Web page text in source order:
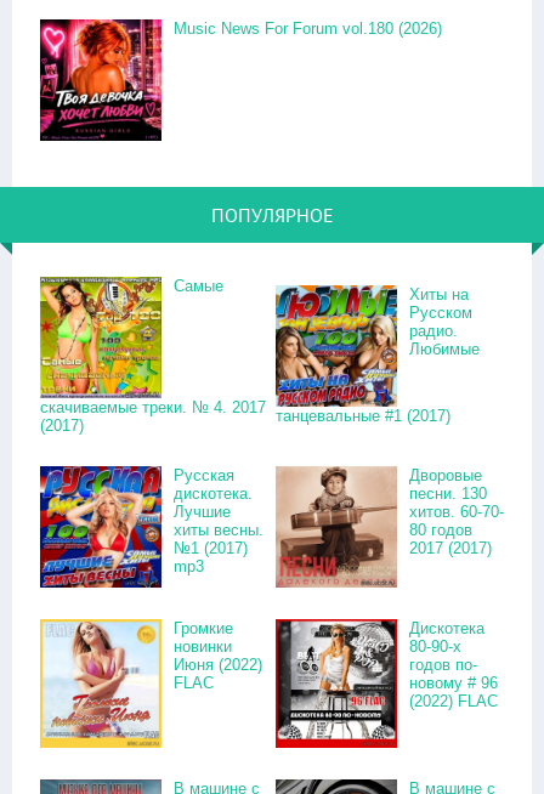
Music News For Forum vol.180 (2026)
ПОПУЛЯРНОЕ
Самые
скачиваемые треки. № 4. 2017
(2017)
Хиты на
Русском
радио.
Любимые
танцевальные #1 (2017)
Русская
дискотека.
Лучшие
хиты весны.
№1 (2017)
mp3
Дворовые
песни. 130
хитов. 60-70-
80 годов
2017 (2017)
Громкие
новинки
Июня (2022)
FLAC
Дискотека
80-90-х
годов по-
новому # 96
(2022) FLAC
В машине с В машине с